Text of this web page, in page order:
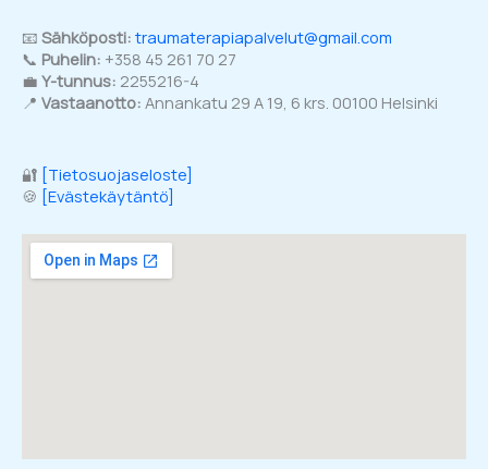
📧 Sähköposti: traumaterapiapalvelut@gmail.com
📞 Puhelin: +358 45 261 70 27
💼 Y-tunnus: 2255216-4
📍 Vastaanotto: Annankatu 29 A 19, 6 krs. 00100 Helsinki
🔐 [Tietosuojaseloste]
🍪 [Evästekäytäntö]